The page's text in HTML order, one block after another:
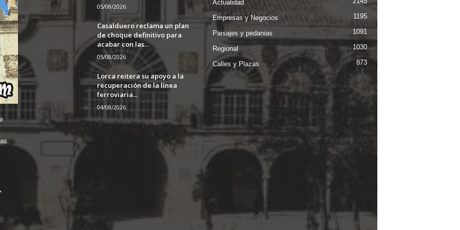
05/08/2026
Casalduero reclama un plan
de choque definitivo para
acabar con las...
05/08/2026
Lorca reitera su apoyo a la
recuperación de la línea
ferroviaria...
04/08/2026
Actualidad
Empresas y Negocios 1195
Paisajes y pedanias 1091
Regional 1030
Calles y Plazas 873